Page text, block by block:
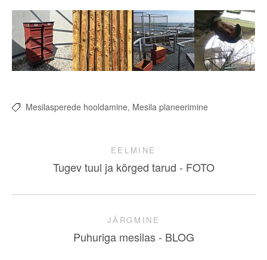
Mesilasperede hooldamine, Mesila planeerimine
EELMINE
Tugev tuul ja kõrged tarud - FOTO
JÄRGMINE
Puhuriga mesilas - BLOG